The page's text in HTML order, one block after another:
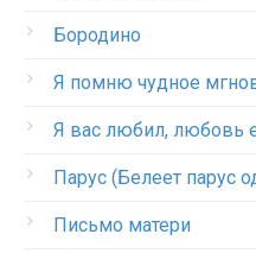
Бородино
Я помню чудное
Я вас любил, любовь
Парус (Белеет парус
Письмо матери